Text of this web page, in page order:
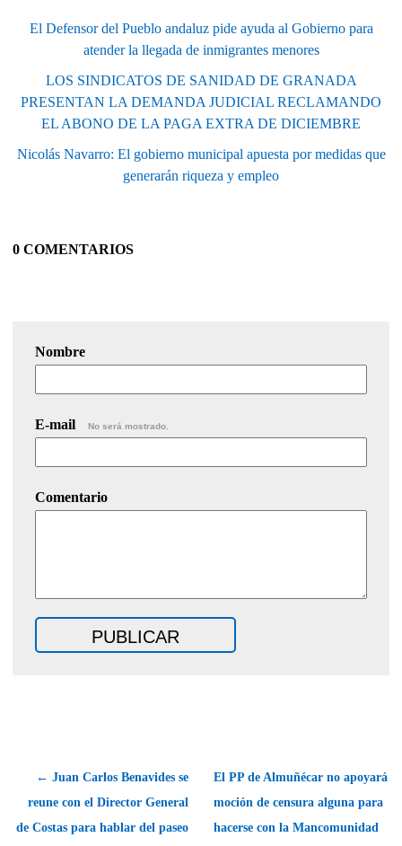
El Defensor del Pueblo andaluz pide ayuda al Gobierno para
atender la llegada de inmigrantes menores
LOS SINDICATOS DE SANIDAD DE GRANADA
PRESENTAN LA DEMANDA JUDICIAL RECLAMANDO
EL ABONO DE LA PAGA EXTRA DE DICIEMBRE
Nicolás Navarro: El gobierno municipal apuesta por medidas que
generarán riqueza y empleo
0 COMENTARIOS
Nombre
E-mail No será mostrado.
Comentario
← Juan Carlos Benavides se
reune con el Director General
de Costas para hablar del paseo
El PP de Almuñécar no apoyará
moción de censura alguna para
hacerse con la Mancomunidad